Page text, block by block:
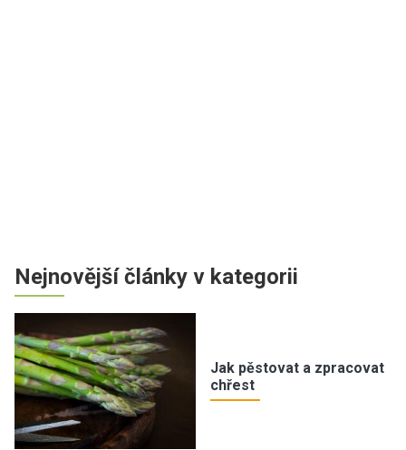
Nejnovější články v kategorii
Jak pěstovat a zpracovat
chřest